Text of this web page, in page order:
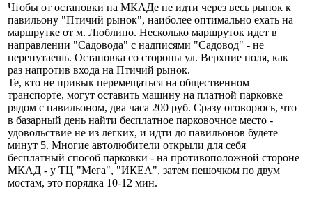
Чтобы от остановки на МКАДе не идти через весь рынок к
павильону "Птичий рынок", наиболее оптимально ехать на
маршрутке от м. Люблино. Несколько маршруток идет в
направлении "Садовода" с надписями "Садовод" - не
перепутаешь. Остановка со стороны ул. Верхние поля, как
раз напротив входа на Птичий рынок.
Те, кто не привык перемещаться на общественном
транспорте, могут оставить машину на платной парковке
рядом с павильоном, два часа 200 руб. Сразу оговорюсь, что
в базарный день найти бесплатное парковочное место -
удовольствие не из легких, и идти до павильонов будете
минут 5. Многие автолюбители открыли для себя
бесплатный способ парковки - на противоположной стороне
МКАД - у ТЦ "Мега", "ИКЕА", затем пешочком по двум
мостам, это порядка 10-12 мин.